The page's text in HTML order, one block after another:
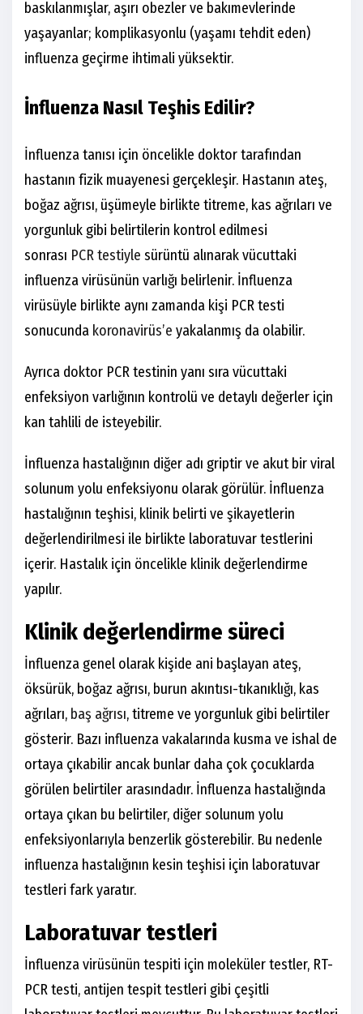
baskılanmışlar, aşırı obezler ve bakımevlerinde
yaşayanlar; komplikasyonlu (yaşamı tehdit eden)
influenza geçirme ihtimali yüksektir.
İnfluenza Nasıl Teşhis Edilir?
İnfluenza tanısı için öncelikle doktor tarafından
hastanın fizik muayenesi gerçekleşir. Hastanın ateş,
boğaz ağrısı, üşümeyle birlikte titreme, kas ağrıları ve
yorgunluk gibi belirtilerin kontrol edilmesi
sonrası PCR testiyle sürüntü alınarak vücuttaki
influenza virüsünün varlığı belirlenir. İnfluenza
virüsüyle birlikte aynı zamanda kişi PCR testi
sonucunda koronavirüs’e yakalanmış da olabilir.
Ayrıca doktor PCR testinin yanı sıra vücuttaki
enfeksiyon varlığının kontrolü ve detaylı değerler için
kan tahlili de isteyebilir.
İnfluenza hastalığının diğer adı griptir ve akut bir viral
solunum yolu enfeksiyonu olarak görülür. İnfluenza
hastalığının teşhisi, klinik belirti ve şikayetlerin
değerlendirilmesi ile birlikte laboratuvar testlerini
içerir. Hastalık için öncelikle klinik değerlendirme
yapılır.
Klinik değerlendirme süreci
İnfluenza genel olarak kişide ani başlayan ateş,
öksürük, boğaz ağrısı, burun akıntısı-tıkanıklığı, kas
ağrıları, baş ağrısı, titreme ve yorgunluk gibi belirtiler
gösterir. Bazı influenza vakalarında kusma ve ishal de
ortaya çıkabilir ancak bunlar daha çok çocuklarda
görülen belirtiler arasındadır. İnfluenza hastalığında
ortaya çıkan bu belirtiler, diğer solunum yolu
enfeksiyonlarıyla benzerlik gösterebilir. Bu nedenle
influenza hastalığının kesin teşhisi için laboratuvar
testleri fark yaratır.
Laboratuvar testleri
İnfluenza virüsünün tespiti için moleküler testler, RT-
PCR testi, antijen tespit testleri gibi çeşitli